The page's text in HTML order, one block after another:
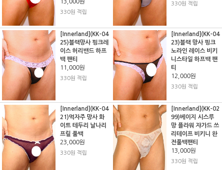
13,000원
330원 적립
330원 적립
[Innerland](KK-04
25)블랙망사 핑크레
이스 허리밴드 하프
백 팬티
11,000원
330원 적립
[Innerland](KK-04
23)블랙 망사 핑크
노라인 레이스 비키
니스타일 하프백 팬
티
12,000원
330원 적립
[Innerland](KK-04
21)먹자주 망사 화
이트 테두리 날나리
프릴 풀백
23,000원
330원 적립
[Innerland](KK-02
99)베이지 시스루
망 플라워 쟈가드 쓰
리테이프 비키니 완
전풀백팬티
13,000원
330원 적립